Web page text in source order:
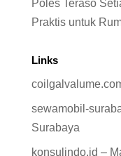
Poles Teraso
Praktis untuk
Links
sewamobil-
Surabaya
konsulindo.id –